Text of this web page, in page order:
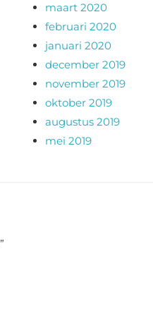
maart 2020
februari 2020
januari 2020
december 2019
november 2019
oktober 2019
augustus 2019
mei 2019
”